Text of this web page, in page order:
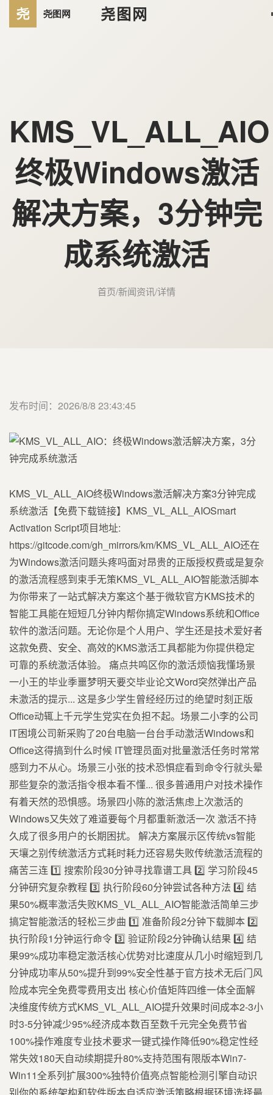
尧图网
终极Windows激活
解决方案，3分钟完
成系统激活
首页/新闻资讯/详情
发布时间：2026/8/8 23:43:45
KMS_VL_ALL_AIO终极Windows激活解决方案3分钟完成
系统激活【免费下载链接】KMS_VL_ALL_AIOSmart
Activation Script项目地址:
https://gitcode.com/gh_mirrors/km/KMS_VL_ALL_AIO还在
为Windows激活问题头疼吗面对昂贵的正版授权费或是复杂
的激活流程感到束手无策KMS_VL_ALL_AIO智能激活脚本
为你带来了一站式解决方案这个基于微软官方KMS技术的
智能工具能在短短几分钟内帮你搞定Windows系统和Office
软件的激活问题。无论你是个人用户、学生还是技术爱好者
这款免费、安全、高效的KMS激活工具都能为你提供稳定
可靠的系统激活体验。 痛点共鸣区你的激活烦恼我懂场景
一小王的毕业季噩梦明天要交毕业论文Word突然弹出产品
未激活的提示... 这是多少学生曾经经历过的绝望时刻正版
Office动辄上千元学生党实在负担不起。场景二小李的公司
IT困境公司新采购了20台电脑一台台手动激活Windows和
Office这得搞到什么时候 IT管理员面对批量激活任务时常常
感到力不从心。场景三小张的技术恐惧症看到命令行就头晕
那些复杂的激活指令根本看不懂... 很多普通用户对技术操作
有着天然的恐惧感。场景四小陈的激活焦虑上次激活的
Windows又失效了难道要每个月都重新激活一次 激活不持
久成了很多用户的长期困扰。 解决方案展示区传统vs智能
天壤之别传统激活方式耗时耗力还容易失败传统激活流程的
痛苦三连 1️⃣ 搜索阶段30分钟寻找靠谱工具 2️⃣ 学习阶段45
分钟研究复杂教程 3️⃣ 执行阶段60分钟尝试各种方法 4️⃣ 结
果50%概率激活失败KMS_VL_ALL_AIO智能激活简单三步
搞定智能激活的轻松三步曲 1️⃣ 准备阶段2分钟下载脚本 2️⃣
执行阶段1分钟运行命令 3️⃣ 验证阶段2分钟确认结果 4️⃣ 结
果99%成功率稳定激活核心优势对比速度从几小时缩短到几
分钟成功率从50%提升到99%️安全性基于官方技术无后门风
险成本完全免费零费用支出 核心价值矩阵四维一体全面解
决维度传统方式KMS_VL_ALL_AIO提升效果时间成本2-3小
时3-5分钟减少95%经济成本数百至数千元完全免费节省
100%操作难度专业技术要求一键式操作降低90%稳定性经
常失效180天自动续期提升80%支持范围有限版本Win7-
Win11全系列扩展300%独特价值亮点智能检测引擎自动识